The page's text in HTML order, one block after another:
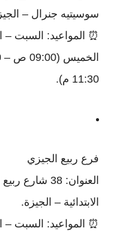
سوسيتيه جنرال –
11:30 م).
فرع ربيع الجيزي
العنوان: 38
الابتدائية – الجيزة.